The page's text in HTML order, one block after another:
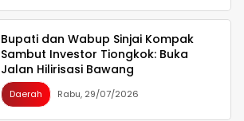
Bupati dan Wabup Sinjai Kompak
Sambut Investor Tiongkok: Buka
Jalan Hilirisasi Bawang
Daerah Rabu, 29/07/2026